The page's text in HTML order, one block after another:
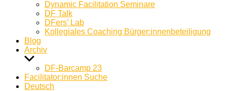
Dynamic Facilitation Seminare
DF Talk
DFers’ Lab
Kollegiales Coaching Bürger:innenbeteiligung
Blog
Archiv
Untermenü
anzeigenDF-Barcamp 23
Facilitator:innen Suche
Deutsch